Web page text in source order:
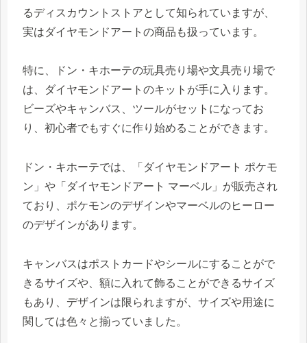
るディスカウントストアとして知られていますが、
実はダイヤモンドアートの商品も扱っています。
特に、ドン・キホーテの玩具売り場や文具売り場で
は、ダイヤモンドアートのキットが手に入ります。
ビーズやキャンバス、ツールがセットになってお
り、初心者でもすぐに作り始めることができます。
ドン・キホーテでは、「ダイヤモンドアート ポケモ
ン」や「ダイヤモンドアート マーベル」が販売され
ており、ポケモンのデザインやマーベルのヒーロー
のデザインがあります。
キャンバスはポストカードやシールにすることがで
きるサイズや、額に入れて飾ることができるサイズ
もあり、デザインは限られますが、サイズや用途に
関しては色々と揃っていました。